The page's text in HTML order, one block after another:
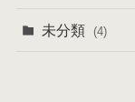
未分類 (4)